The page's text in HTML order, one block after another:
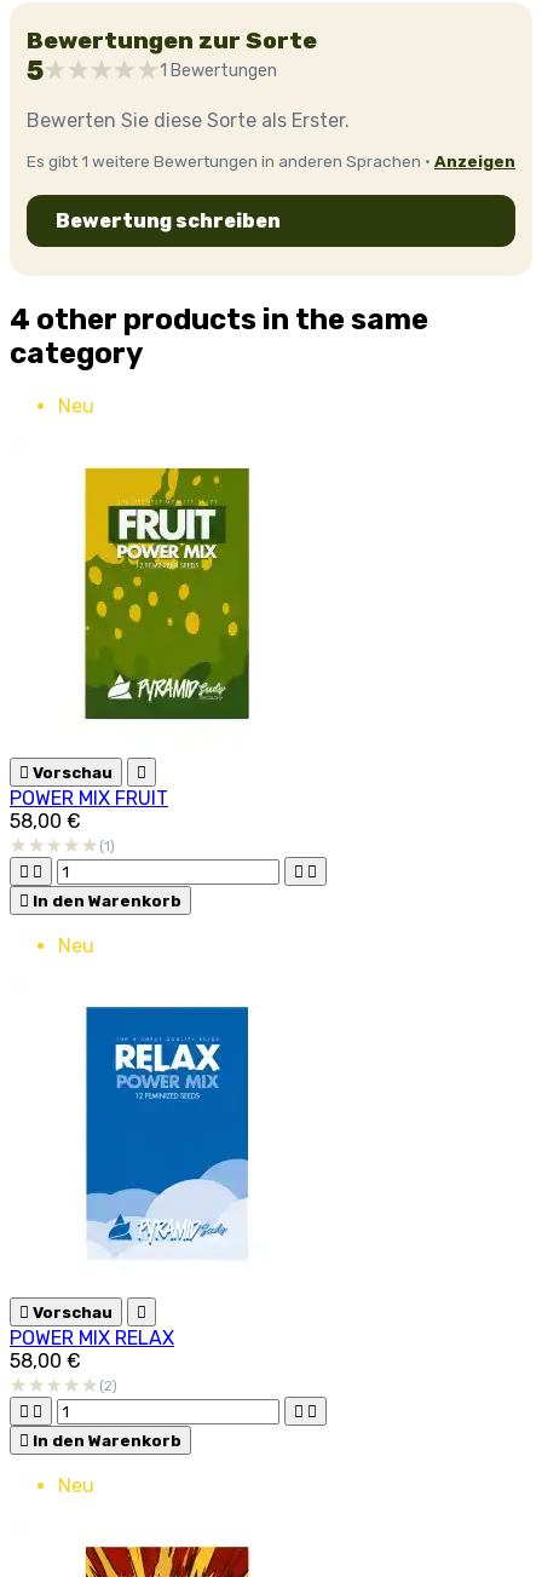
Bewertungen zur Sorte
5 1 Bewertungen
Bewerten Sie diese Sorte als Erster.
Es gibt 1 weitere Bewertungen in anderen Sprachen · Anzeigen
Bewertung schreiben
4 other products in the same
category
Neu
 Vorschau 
POWER MIX FRUIT
58,00 €
(1)
   
 In den Warenkorb
Neu
 Vorschau 
POWER MIX RELAX
58,00 €
(2)
   
 In den Warenkorb
Neu